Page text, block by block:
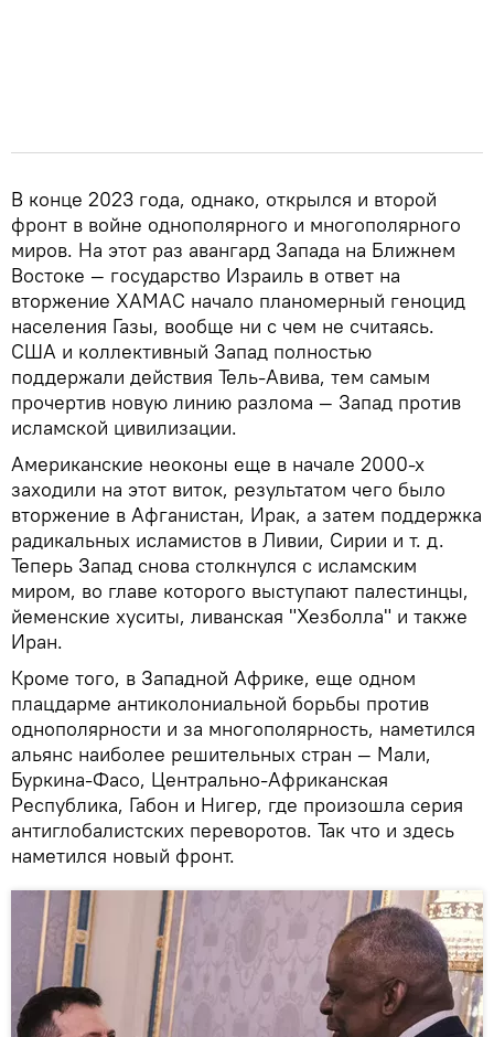
В конце 2023 года, однако, открылся и второй
фронт в войне однополярного и многополярного
миров. На этот раз авангард Запада на Ближнем
Востоке — государство Израиль в ответ на
вторжение ХАМАС начало планомерный геноцид
населения Газы, вообще ни с чем не считаясь.
США и коллективный Запад полностью
поддержали действия Тель-Авива, тем самым
прочертив новую линию разлома — Запад против
исламской цивилизации.
Американские неоконы еще в начале 2000-х
заходили на этот виток, результатом чего было
вторжение в Афганистан, Ирак, а затем поддержка
радикальных исламистов в Ливии, Сирии и т. д.
Теперь Запад снова столкнулся с исламским
миром, во главе которого выступают палестинцы,
йеменские хуситы, ливанская "Хезболла" и также
Иран.
Кроме того, в Западной Африке, еще одном
плацдарме антиколониальной борьбы против
однополярности и за многополярность, наметился
альянс наиболее решительных стран — Мали,
Буркина-Фасо, Центрально-Африканская
Республика, Габон и Нигер, где произошла серия
антиглобалистских переворотов. Так что и здесь
наметился новый фронт.